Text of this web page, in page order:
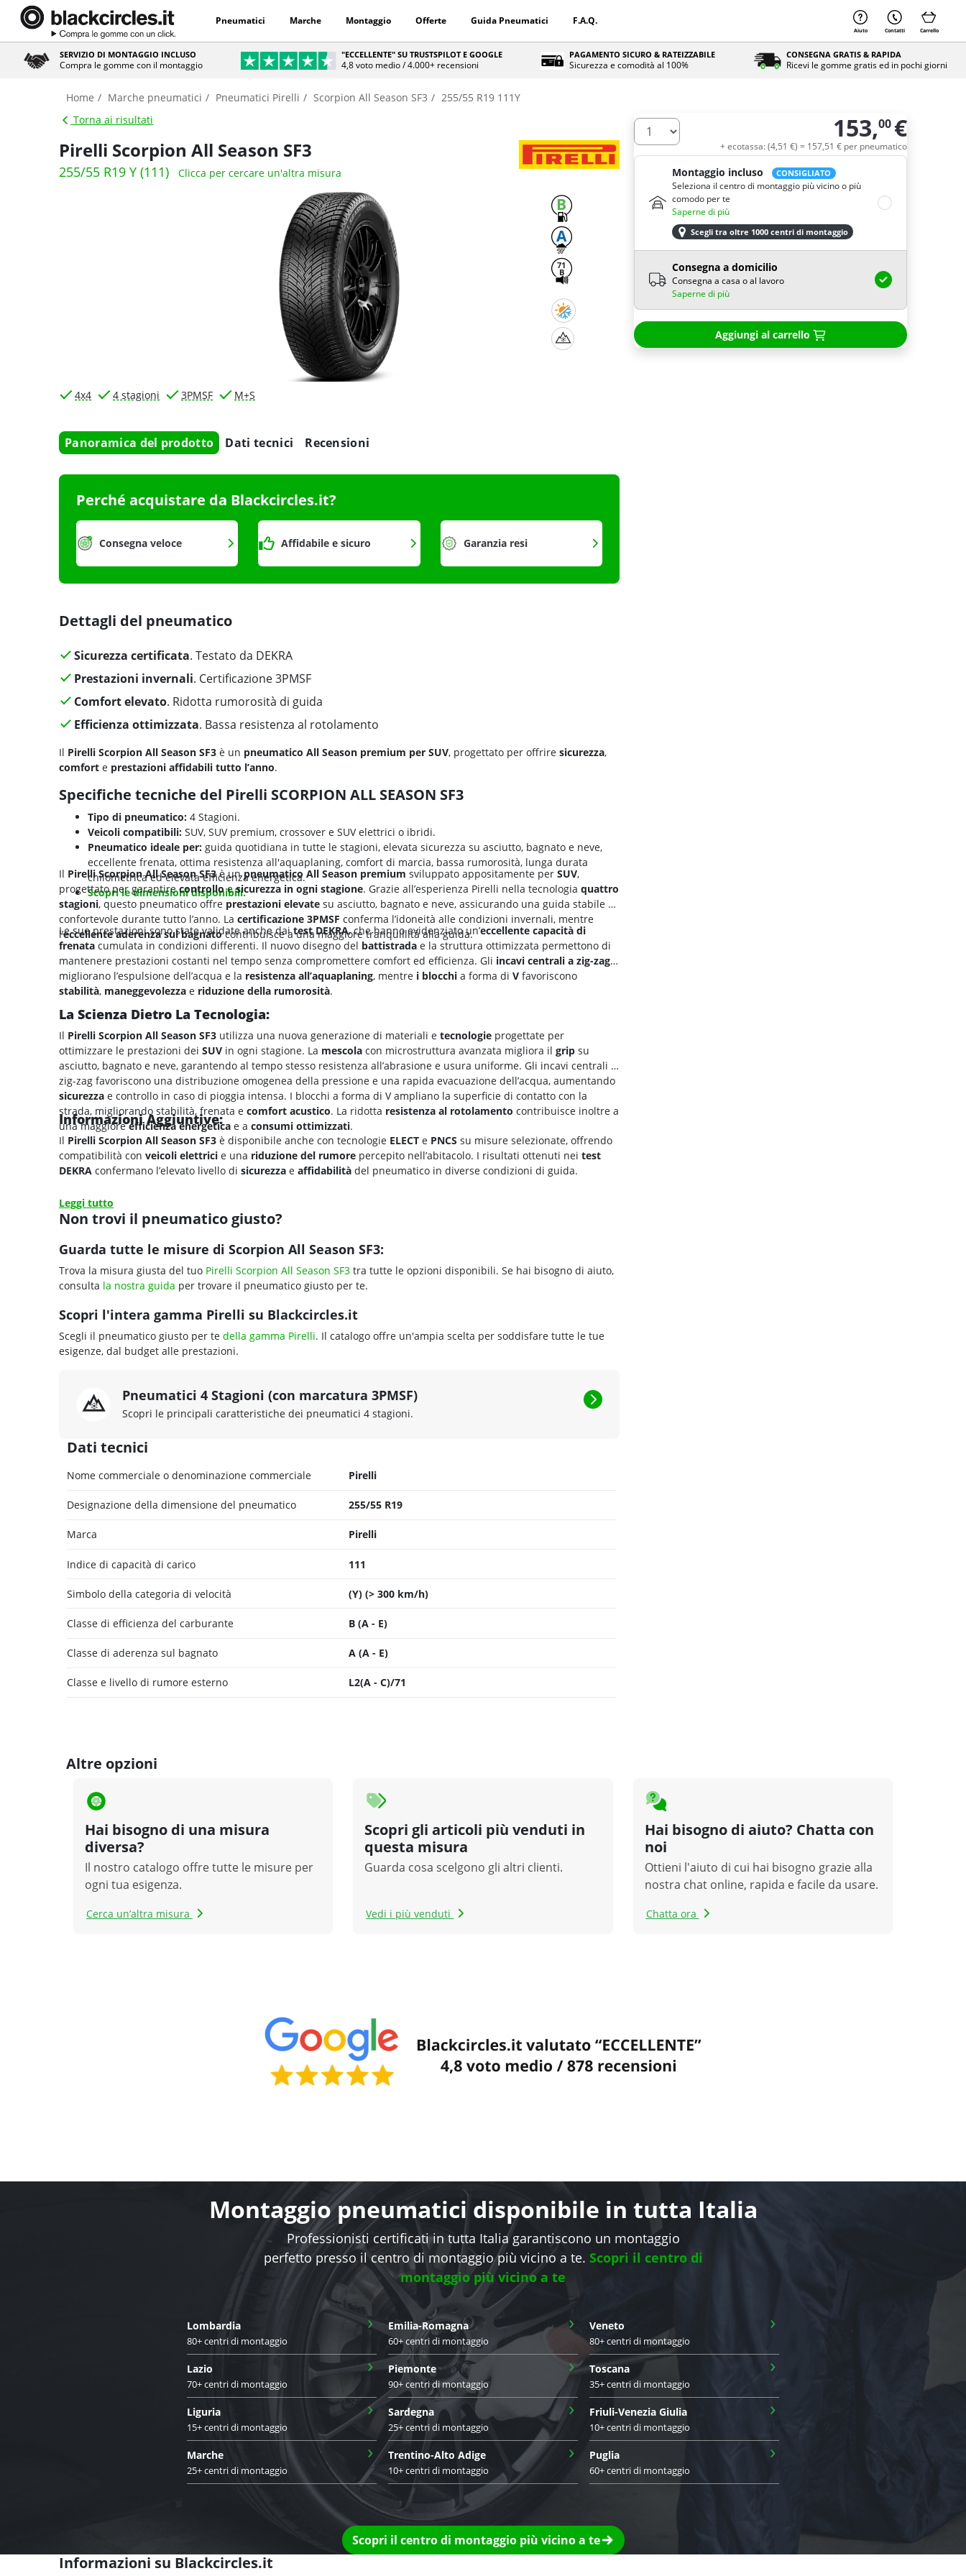
Pneumatici Marche Montaggio Offerte Guida Pneumatici F.A.Q.
Aiuto Contatti Carrello
SERVIZIO DI MONTAGGIO INCLUSO
Compra le gomme con il montaggio
"ECCELLENTE" SU TRUSTSPILOT E GOOGLE
4,8 voto medio / 4.000+ recensioni
PAGAMENTO SICURO & RATEIZZABILE
Sicurezza e comodità al 100%
CONSEGNA GRATIS & RAPIDA
Ricevi le gomme gratis ed in pochi giorni
Home Marche pneumatici Pneumatici Pirelli Scorpion All Season SF3
255/55 R19 111Y
Torna ai risultati
Pirelli Scorpion All Season SF3
255/55 R19 Y (111) Clicca per cercare un'altra misura
B
A
71
B
4x4 4 stagioni 3PMSF M+S
Panoramica del prodotto Dati tecnici Recensioni
Perché acquistare da Blackcircles.it?
Consegna veloce Affidabile e sicuro Garanzia resi
Dettagli del pneumatico
Sicurezza certificata. Testato da DEKRA
Prestazioni invernali. Certificazione 3PMSF
Comfort elevato. Ridotta rumorosità di guida
Efficienza ottimizzata. Bassa resistenza al rotolamento
Il Pirelli Scorpion All Season SF3 è un pneumatico All Season premium per SUV, progettato per offrire sicurezza,
comfort e prestazioni affidabili tutto l’anno.
Specifiche tecniche del Pirelli SCORPION ALL SEASON SF3
Tipo di pneumatico: 4 Stagioni.
Veicoli compatibili: SUV, SUV premium, crossover e SUV elettrici o ibridi.
Pneumatico ideale per: guida quotidiana in tutte le stagioni, elevata sicurezza su asciutto, bagnato e neve,
eccellente frenata, ottima resistenza all'aquaplaning, comfort di marcia, bassa rumorosità, lunga durata
chilometrica ed elevata efficienza energetica.
Scopri le dimensioni disponibili.
Il Pirelli Scorpion All Season SF3è unpneumatico All Season premium sviluppato appositamente per SUV,
progettato per garantirecontrolloesicurezza in ogni stagione. Grazie all’esperienza Pirelli nella tecnologia quattro
stagioni, questo pneumatico offre prestazioni elevate su asciutto, bagnato e neve, assicurando una guida stabile e
confortevole durante tutto l’anno. La certificazione 3PMSF conferma l’idoneità alle condizioni invernali, mentre
l’eccellenteaderenza sul bagnatocontribuisce a una maggiore tranquillità alla guida.
Le sue prestazioni sono state validate anche daitest DEKRA, che hanno evidenziato un’eccellente capacità di
frenata cumulata in condizioni differenti. Il nuovo disegno del battistrada e la struttura ottimizzata permettono di
mantenere prestazioni costanti nel tempo senza compromettere comfort ed efficienza. Gli incavi centrali a zig-zag
migliorano l’espulsione dell’acqua e la resistenza all’aquaplaning, mentre i blocchi a forma di V favoriscono
stabilità, maneggevolezza e riduzione della rumorosità.
La Scienza Dietro La Tecnologia:
Il Pirelli Scorpion All Season SF3 utilizza una nuova generazione di materiali e tecnologie progettate per
ottimizzare le prestazioni dei SUV in ogni stagione. La mescola con microstruttura avanzata migliora il grip su
asciutto, bagnato e neve, garantendo al tempo stesso resistenza all’abrasione e usura uniforme. Gli incavi centrali a
zig-zag favoriscono una distribuzione omogenea della pressione e una rapida evacuazione dell’acqua, aumentando
sicurezza e controllo in caso di pioggia intensa. I blocchi a forma di V ampliano la superficie di contatto con la
strada, migliorando stabilità, frenata e comfort acustico. La ridotta resistenza al rotolamento contribuisce inoltre a
una maggioreefficienza energetica e a consumi ottimizzati.
Informazioni Aggiuntive:
Il Pirelli Scorpion All Season SF3 è disponibile anche con tecnologie ELECT e PNCS su misure selezionate, offrendo
compatibilità con veicoli elettrici e una riduzione del rumore percepito nell’abitacolo. I risultati ottenuti nei test
DEKRA confermano l’elevato livello di sicurezza e affidabilità del pneumatico in diverse condizioni di guida.
Leggi tutto
Non trovi il pneumatico giusto?
Guarda tutte le misure di Scorpion All Season SF3:
Trova la misura giusta del tuo Pirelli Scorpion All Season SF3 tra tutte le opzioni disponibili. Se hai bisogno di aiuto,
consulta la nostra guida per trovare il pneumatico giusto per te.
Scopri l'intera gamma Pirelli su Blackcircles.it
Scegli il pneumatico giusto per te della gamma Pirelli. Il catalogo offre un'ampia scelta per soddisfare tutte le tue
esigenze, dal budget alle prestazioni.
Pneumatici 4 Stagioni (con marcatura 3PMSF)
Scopri le principali caratteristiche dei pneumatici 4 stagioni.
Dati tecnici
Nome commerciale o denominazione commerciale Pirelli
Designazione della dimensione del pneumatico 255/55 R19
Marca Pirelli
Indice di capacità di carico 111
Simbolo della categoria di velocità (Y) (> 300 km/h)
Classe di efficienza del carburante B (A - E)
Classe di aderenza sul bagnato A (A - E)
Classe e livello di rumore esterno L2(A - C)/71
Quantità 153,00 €
+ ecotassa: (4,51 €) = 157,51 € per pneumatico
Montaggio incluso CONSIGLIATO
Seleziona il centro di montaggio più vicino o più
comodo per te
Saperne di più
Scegli tra oltre 1000 centri di montaggio
Consegna a domicilio
Consegna a casa o al lavoro
Saperne di più
Aggiungi al carrello
Altre opzioni
Hai bisogno di una misura
diversa?
Il nostro catalogo offre tutte le misure per
ogni tua esigenza.
Cerca un’altra misura
Scopri gli articoli più venduti in
questa misura
Guarda cosa scelgono gli altri clienti.
Vedi i più venduti
Hai bisogno di aiuto? Chatta con
noi
Ottieni l'aiuto di cui hai bisogno grazie alla
nostra chat online, rapida e facile da usare.
Chatta ora
Montaggio pneumatici disponibile in tutta Italia
Professionisti certificati in tutta Italia garantiscono un montaggio
perfetto presso il centro di montaggio più vicino a te. Scopri il centro di
montaggio più vicino a te
Lombardia
80+ centri di montaggio
› Emilia-Romagna
60+ centri di montaggio
› Veneto
80+ centri di montaggio
›
Lazio
70+ centri di montaggio
› Piemonte
90+ centri di montaggio
› Toscana
35+ centri di montaggio
›
Liguria
15+ centri di montaggio
› Sardegna
25+ centri di montaggio
› Friuli-Venezia Giulia
10+ centri di montaggio
›
Marche
25+ centri di montaggio
› Trentino-Alto Adige
10+ centri di montaggio
› Puglia
60+ centri di montaggio
›
Scopri il centro di montaggio più vicino a te
Informazioni su Blackcircles.it